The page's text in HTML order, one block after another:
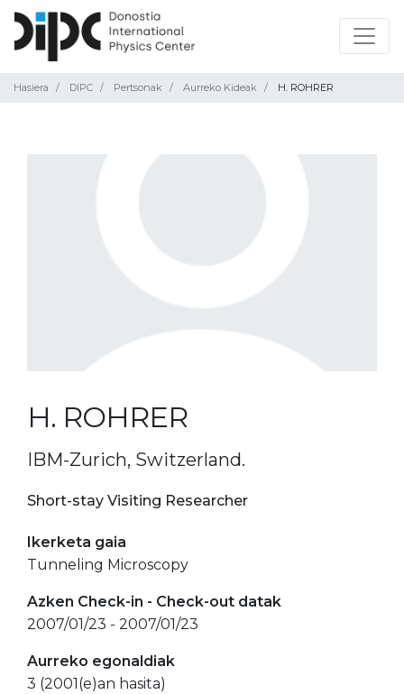
Hasiera DIPC Pertsonak Aurreko Kideak H. ROHRER
H. ROHRER
IBM-Zurich, Switzerland.
Short-stay Visiting Researcher
Ikerketa gaia
Tunneling Microscopy
Azken Check-in - Check-out datak
2007/01/23 - 2007/01/23
Aurreko egonaldiak
3 (2001(e)an hasita)